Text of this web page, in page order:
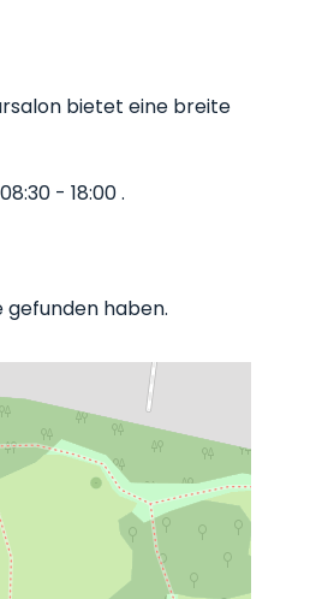
bietet eine breite
- 18:00 .
gefunden haben.